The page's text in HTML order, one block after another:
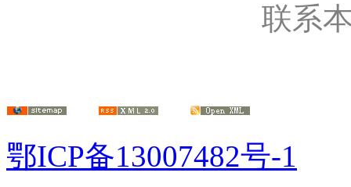
联系
鄂ICP备13007482号-1